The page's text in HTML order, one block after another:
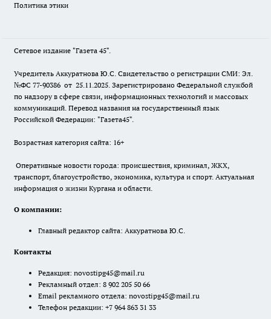
Политика этики
Сетевое издание "Газета 45".
Учредитель Аккуратнова Ю.С. Свидетельство о регистрации СМИ: Эл.
№ФС 77-90386 от 25.11.2025. Зарегистрировано Федеральной службой
по надзору в сфере связи, информационных технологий и массовых
коммуникаций. Перевод названия на государственный язык
Российской Федерации: "Газета45".
Возрастная категория сайта: 16+
Оперативные новости города: происшествия, криминал, ЖКХ,
транспорт, благоустройство, экономика, культура и спорт. Актуальная
информация о жизни Кургана и области.
О компании:
Главный редактор сайта: Аккуратнова Ю.С.
Контакты
Редакция: novostipg45@mail.ru
Рекламный отдел: 8 902 205 50 66
Email рекламного отдела: novostipg45@mail.ru
Телефон редакции: +7 964 863 31 33